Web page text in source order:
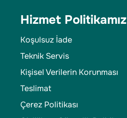
Hizmet Politikamız
Koşulsuz İade
Teknik Servis
Kişisel Verilerin Korunması
Teslimat
Çerez Politikası